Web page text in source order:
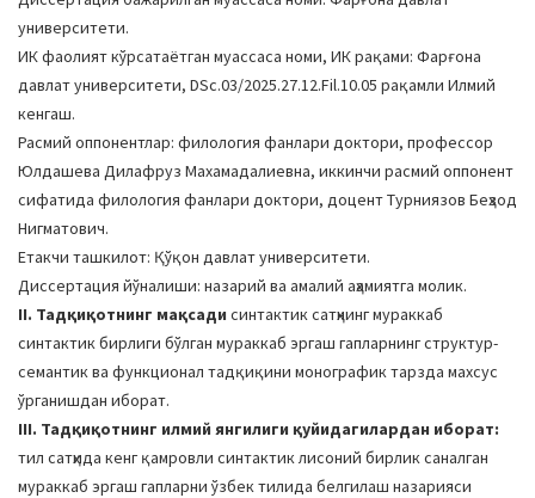
университети.
ИК фаолият кўрсатаётган муассаса номи, ИК рақами: Фарғона
давлат университети, DSc.03/2025.27.12.Fil.10.05 рақамли Илмий
кенгаш.
Расмий оппонентлар: филология фанлари доктори, профессор
Юлдашева Дилафруз Махамадалиевна, иккинчи расмий оппонент
сифатида филология фанлари доктори, доцент Турниязов Беҳзод
Нигматович.
Етакчи ташкилот: Қўқон давлат университети.
Диссертация йўналиши: назарий ва амалий аҳамиятга молик.
II. Тадқиқотнинг мақсади синтактик сатҳнинг мураккаб
синтактик бирлиги бўлган мураккаб эргаш гапларнинг структур-
семантик ва функционал тадқиқини монографик тарзда махсус
ўрганишдан иборат.
III. Тадқиқотнинг илмий янгилиги қуйидагилардан иборат:
тил сатҳида кенг қамровли синтактик лисоний бирлик саналган
мураккаб эргаш гапларни ўзбек тилида белгилаш назарияси